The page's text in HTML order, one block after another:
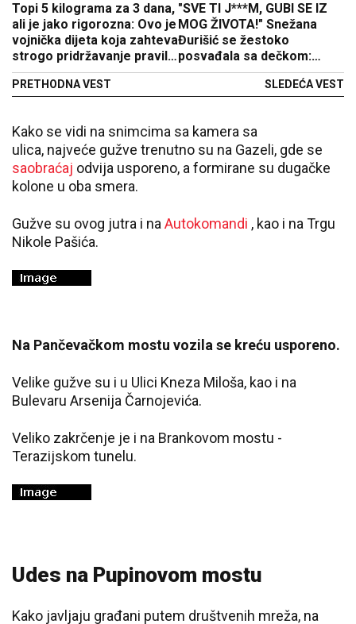
Topi 5 kilograma za 3 dana,
ali je jako rigorozna: Ovo je
vojnička dijeta koja zahteva
strogo pridržavanje pravila,
ali daje ludačke rezultate
PRETHODNA VEST
"SVE TI J***M, GUBI SE IZ
MOG ŽIVOTA!" Snežana
Đurišić se žestoko
posvađala sa dečkom:
Hoću da se pokupiš i
SLEDEĆA VEST
Kako se vidi na snimcima sa kamera sa
ulica, najveće gužve trenutno su na Gazeli, gde se
saobraćaj odvija usporeno, a formirane su dugačke
kolone u oba smera.
Gužve su ovog jutra i naAutokomandi , kao i na Trgu
Nikole Pašića.
Na Pančevačkom mostu vozila se kreću usporeno.
Velike gužve su i u Ulici Kneza Miloša, kao i na
Bulevaru Arsenija Čarnojevića.
Veliko zakrčenje je i na Brankovom mostu -
Terazijskom tunelu.
Udes na Pupinovom mostu
Kako javljaju građani putem društvenih mreža, na